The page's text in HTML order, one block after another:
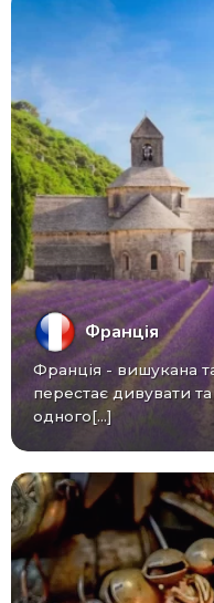
Франція
Франція - вишукана та пікантна країна, яка не
перестає дивувати
одного[...]